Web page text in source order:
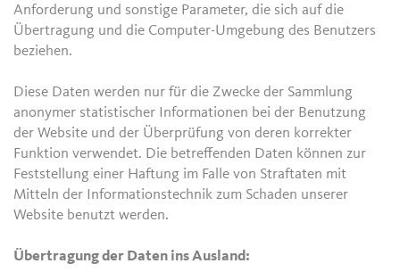
Anforderung und sonstige Parameter, die sich auf die
Übertragung und die Computer-Umgebung des Benutzers
beziehen.
Diese Daten werden nur für die Zwecke der Sammlung
anonymer statistischer Informationen bei der Benutzung
der Website und der Überprüfung von deren korrekter
Funktion verwendet. Die betreffenden Daten können zur
Feststellung einer Haftung im Falle von Straftaten mit
Mitteln der Informationstechnik zum Schaden unserer
Website benutzt werden.
Übertragung der Daten ins Ausland: